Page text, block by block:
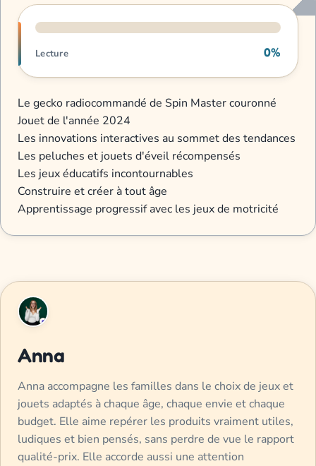
Progression de lecture
Lecture 0%
Le gecko radiocommandé de Spin Master couronné
Jouet de l'année 2024
Les innovations interactives au sommet des tendances
Les peluches et jouets d'éveil récompensés
Les jeux éducatifs incontournables
Construire et créer à tout âge
Apprentissage progressif avec les jeux de motricité
Anna
Anna accompagne les familles dans le choix de jeux et
jouets adaptés à chaque âge, chaque envie et chaque
budget. Elle aime repérer les produits vraiment utiles,
ludiques et bien pensés, sans perdre de vue le rapport
qualité-prix. Elle accorde aussi une attention